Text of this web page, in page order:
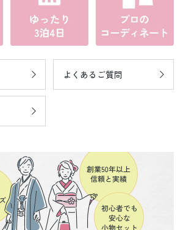
よくあるご質問